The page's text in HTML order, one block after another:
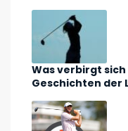
Was verbirgt
Geschichten der